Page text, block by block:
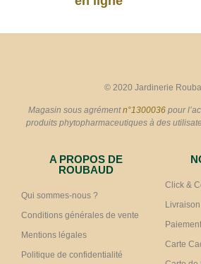
© 2020 Jardinerie
Magasin sous agrémentn°1300036pour
produits phytopharmaceutiques à des
A PROPOS DE
ROUBAUD
Qui sommes-nous ?
Conditions générales de vente
Mentions légales
Politique de confidentialité
Click &
Carte